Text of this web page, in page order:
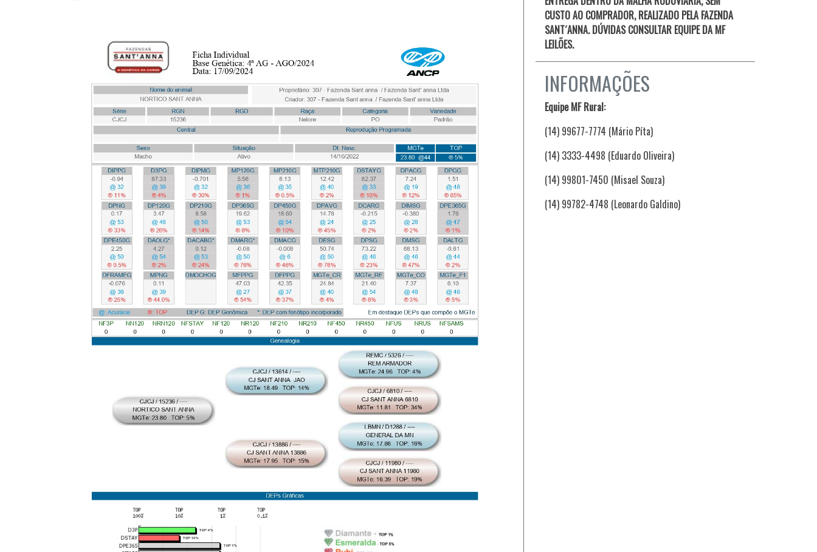
CUSTO AO COMPRADOR, REALIZADO PELA FAZENDA
SANT´ANNA. DÚVIDAS CONSULTAR EQUIPE DA MF
LEILÕES.
INFORMAÇÕES
Equipe MF Rural:
(14) 99677-7774 (Mário Píta)
(14) 3333-4498 (Eduardo Oliveira)
(14) 99801-7450 (Misael Souza)
(14) 99782-4748 (Leonardo Galdino)